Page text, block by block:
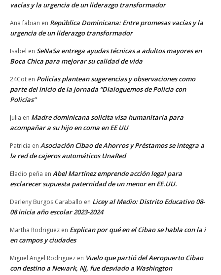
vacías y la urgencia de un liderazgo transformador
Ana fabian en República Dominicana: Entre promesas vacías y la
urgencia de un liderazgo transformador
Isabel en SeNaSa entrega ayudas técnicas a adultos mayores en
Boca Chica para mejorar su calidad de vida
24Cot en Policías plantean sugerencias y observaciones como
parte del inicio de la jornada “Dialoguemos de Policía con
Policías”
Julia en Madre dominicana solicita visa humanitaria para
acompañar a su hijo en coma en EE UU
Patricia en Asociación Cibao de Ahorros y Préstamos se integra a
la red de cajeros automáticos UnaRed
Eladio peña en Abel Martínez emprende acción legal para
esclarecer supuesta paternidad de un menor en EE.UU.
Darleny Burgos Caraballo en Licey al Medio: Distrito Educativo 08-
08 inicia año escolar 2023-2024
Martha Rodriguez en Explican por qué en el Cibao se habla con la i
en campos y ciudades
Miguel Angel Rodriguez en Vuelo que partió del Aeropuerto Cibao
con destino a Newark, NJ, fue desviado a Washington